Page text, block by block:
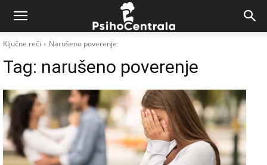
Ključne reči Narušeno poverenje
Tag: narušeno poverenje